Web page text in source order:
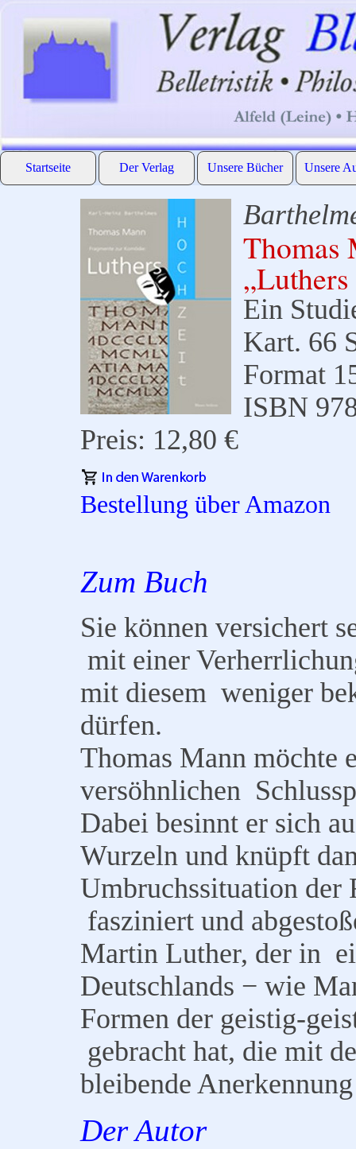
Startseite Der Verlag ▼
Unsere Bücher ▼
Unsere
Thomas
Ein
Kart. 66
Format
ISBN
Preis: 12,80 €
Bestellung über Amazon
Zum Buch
Sie können versichert
mit einer
mit diesem weniger
dürfen.
Thomas Mann möchte
versöhnlichen
Dabei besinnt er sich
Wurzeln und knüpft
Umbruchssituation der
fasziniert und
Martin Luther, der in
Deutschlands − wie
Formen der geistig-
gebracht hat, die mit
bleibende
Der Autor